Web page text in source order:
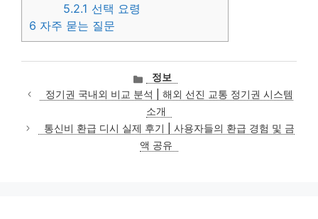
5.2.1 선택 요령
6 자주 묻는 질문
카
테
고
리
정보
정기권 국내외 비교 분석 | 해외 선진 교통 정기권 시스템
소개
통신비 환급 디시 실제 후기 | 사용자들의 환급 경험 및 금
액 공유